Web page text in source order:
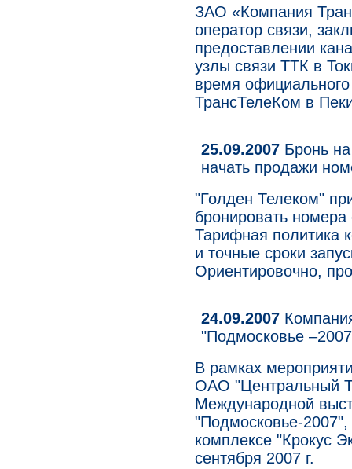
ЗАО «Компания
оператор связи,
предоставлении
узлы связи ТТК в
время
ТрансТелеКом в
25.09.2007 Бронь
начать продажи
"Голден Телеком"
бронировать номера
Тарифная политика
и точные сроки
Ориентировочно,
24.09.2007
"Подмосковье
В рамках
ОАО "Центральный
Международной
"Подмосковье-
комплексе "Крокус
сентября 2007 г.